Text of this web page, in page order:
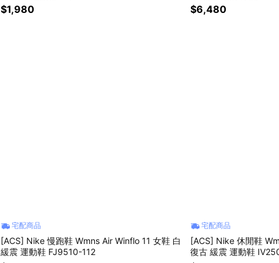
$1,980 $6,480
宅配商品
[ACS] Nike 慢跑鞋 Wmns Air Winflo 11 女鞋 白
緩震 運動鞋 FJ9510-112
宅配商品
[ACS] Nike 休閒鞋
復古 緩震 運動鞋